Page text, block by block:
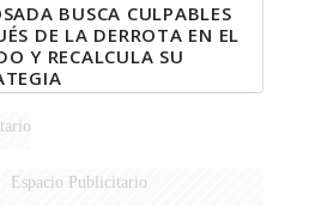
BUSCA CULPABLES
DE LA DERROTA EN EL
Y RECALCULA SU
Espacio Publicitario